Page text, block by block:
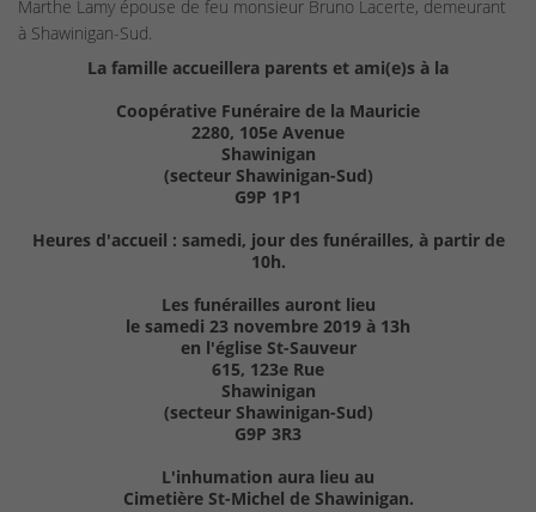
Marthe Lamy épouse de feu monsieur Bruno Lacerte, demeurant
à Shawinigan-Sud.
La famille accueillera parents et ami(e)s à la
Coopérative Funéraire de la Mauricie
2280, 105e Avenue
Shawinigan
(secteur Shawinigan-Sud)
G9P 1P1
Heures d'accueil : samedi, jour des funérailles, à partir de
10h.
Les funérailles auront lieu
le samedi 23 novembre 2019 à 13h
en l'église St-Sauveur
615, 123e Rue
Shawinigan
(secteur Shawinigan-Sud)
G9P 3R3
L'inhumation aura lieu au
Cimetière St-Michel de Shawinigan.